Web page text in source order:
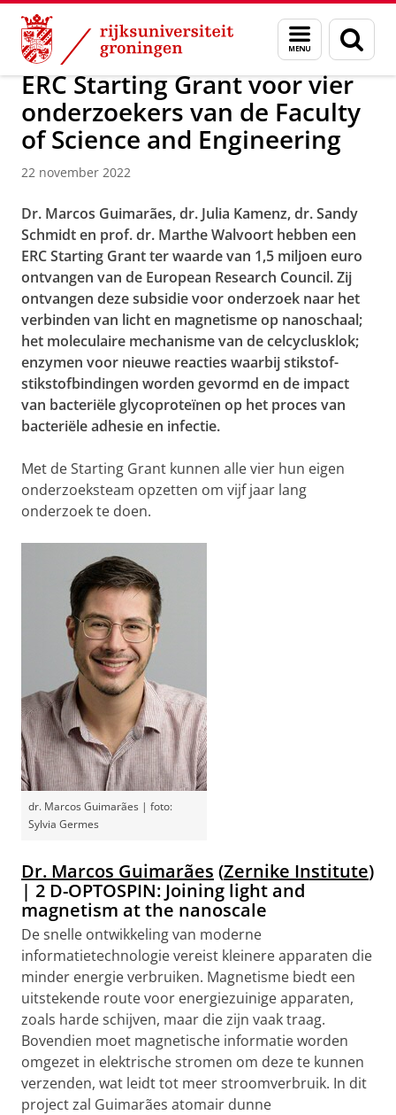
Skip
Content
Skip
Navigation
Menu
en
zoeken
Over ons Faculty of Science and Engineering Nieuws
ERC Starting Grant voor vier
onderzoekers van de Faculty
of Science and Engineering
22 november 2022
Dr. Marcos Guimarães, dr. Julia Kamenz, dr. Sandy
Schmidt en prof. dr. Marthe Walvoort hebben een
ERC Starting Grant ter waarde van 1,5 miljoen euro
ontvangen van de European Research Council. Zij
ontvangen deze subsidie voor onderzoek naar het
verbinden van licht en magnetisme op nanoschaal;
het moleculaire mechanisme van de celcyclusklok;
enzymen voor nieuwe reacties waarbij stikstof-
stikstofbindingen worden gevormd en de impact
van bacteriële glycoproteïnen op het proces van
bacteriële adhesie en infectie.
Met de Starting Grant kunnen alle vier hun eigen
onderzoeksteam opzetten om vijf jaar lang
onderzoek te doen.
dr. Marcos Guimarães | foto:
Sylvia Germes
Dr. Marcos Guimarães (Zernike Institute)
| 2 D-OPTOSPIN: Joining light and
magnetism at the nanoscale
De snelle ontwikkeling van moderne
informatietechnologie vereist kleinere apparaten die
minder energie verbruiken. Magnetisme biedt een
uitstekende route voor energiezuinige apparaten,
zoals harde schijven, maar die zijn vaak traag.
Bovendien moet magnetische informatie worden
omgezet in elektrische stromen om deze te kunnen
verzenden, wat leidt tot meer stroomverbruik. In dit
project zal Guimarães atomair dunne